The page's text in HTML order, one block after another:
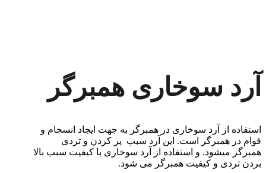
آرد سوخاری همبرگر
استفاده از آرد سوخاری در همبرگر به جهت ایجاد انسجام و
قوام در همبرگر است. این آرد سبب پر کردن و تردی
همبرگر میشود. و استفاده از آرد سوخاری با کیفیت سبب بالا
بردن تردی و کیفیت همبرگر می شود.